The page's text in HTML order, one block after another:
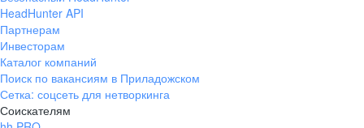
HeadHunter API
Партнерам
Инвесторам
Каталог компаний
Поиск по вакансиям в Приладожском
Сетка: соцсеть для нетворкинга
Соискателям